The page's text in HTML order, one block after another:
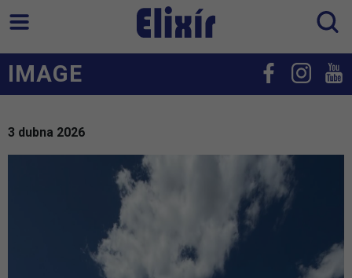
IMAGE
3 dubna 2026